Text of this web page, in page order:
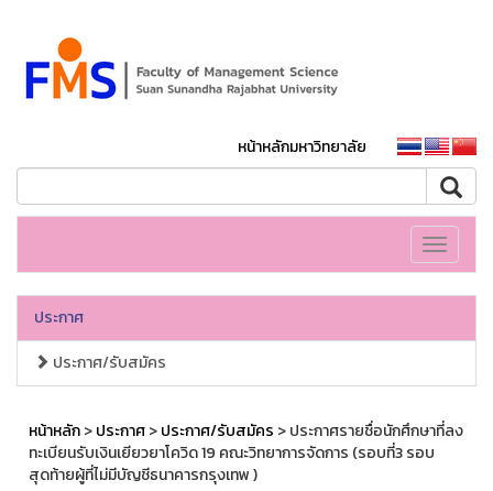
หน้าหลักมหาวิทยาลัย
Toggle
ประกาศ
ประกาศ/รับสมัคร
หน้าหลัก>ประกาศ>ประกาศ/รับสมัคร > ประกาศรายชื่อนักศึกษาที่ลง
ทะเบียนรับเงินเยียวยาโควิด 19 คณะวิทยาการจัดการ (รอบที่3 รอบ
สุดท้ายผู้ที่ไม่มีบัญชีธนาคารกรุงเทพ )